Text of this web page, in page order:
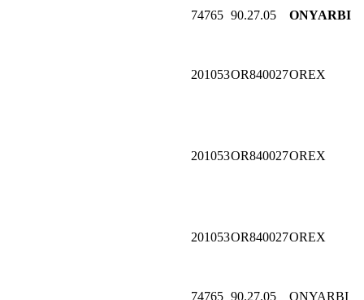
74765 90.27.05 ONYARBI
201053OR840027OREX
201053OR840027OREX
201053OR840027OREX
74765 90.27.05 ONYARBI